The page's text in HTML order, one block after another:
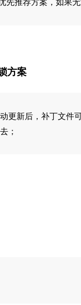
方案
更新后，补丁文件
；